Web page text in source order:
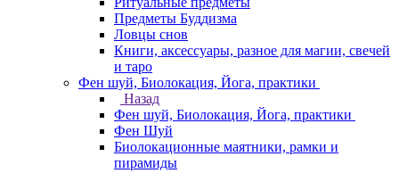
Предметы Буддизма
Ловцы снов
Книги, аксессуары, разное для магии, свечей
и таро
Фен шуй, Биолокация, Йога, практики
Назад
Фен шуй, Биолокация, Йога, практики
Фен Шуй
Биолокационные маятники, рамки и
пирамиды